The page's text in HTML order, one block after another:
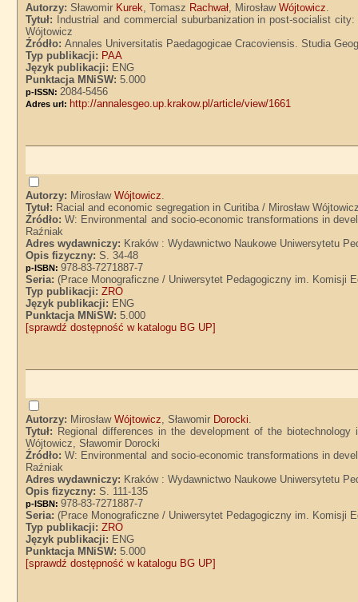
Autorzy:Sławomir Kurek, Tomasz Rachwał, MirosławWójtowicz.
Tytuł:
Industrial and commercial suburbanization in post-socialist
Wójtowicz
Źródło:Annales Universitatis Paedagogicae Cracoviensis. Studia
Typ publikacji: PAA
Język publikacji: ENG
Punktacja MNiSW:5.000
p-ISSN: 2084-5456
Adres url: http://annalesgeo.up.krakow.pl/article/view/1661
Autorzy: MirosławWójtowicz.
Tytuł: Racial and economic segregation in Curitiba / Mirosław
Źródło:W: Environmental and socio-economic transformations in
Raźniak
Adres wydawniczy: Kraków : Wydawnictwo Naukowe Uniwersytetu
Opis fizyczny:S. 34-48
p-ISBN:978-83-7271887-7
Seria:(Prace Monograficzne / Uniwersytet Pedagogiczny im. Komisji
Typ publikacji:ZRO
Język publikacji: ENG
Punktacja MNiSW:5.000
[sprawdź dostępność w katalogu BG UP]
Autorzy: MirosławWójtowicz, Sławomir Dorocki.
Tytuł: Regional differences in the development of the
Wójtowicz, Sławomir Dorocki
Źródło:W: Environmental and socio-economic transformations in
Raźniak
Adres wydawniczy: Kraków : Wydawnictwo Naukowe Uniwersytetu
Opis fizyczny:S. 111-135
p-ISBN:978-83-7271887-7
Seria:(Prace Monograficzne / Uniwersytet Pedagogiczny im. Komisji
Typ publikacji:ZRO
Język publikacji: ENG
Punktacja MNiSW:5.000
[sprawdź dostępność w katalogu BG UP]